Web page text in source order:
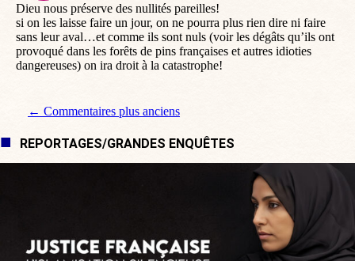
Dieu nous préserve des nullités pareilles!
si on les laisse faire un jour, on ne pourra plus rien dire ni faire
sans leur aval…et comme ils sont nuls (voir les dégâts qu’ils ont
provoqué dans les forêts de pins françaises et autres idioties
dangereuses) on ira droit à la catastrophe!
Navigation de commentaire
← Commentaires plus anciens
REPORTAGES/GRANDES ENQUÊTES